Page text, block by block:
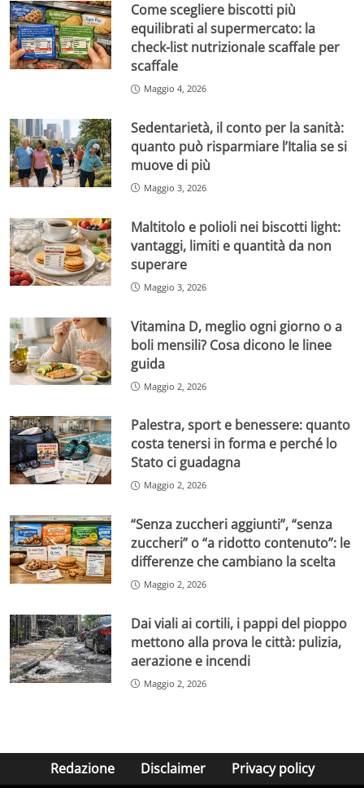
Come scegliere biscotti più
equilibrati al supermercato: la
check-list nutrizionale scaffale per
scaffale
Maggio 4, 2026
Sedentarietà, il conto per la sanità:
quanto può risparmiare l’Italia se si
muove di più
Maggio 3, 2026
Maltitolo e polioli nei biscotti light:
vantaggi, limiti e quantità da non
superare
Maggio 3, 2026
Vitamina D, meglio ogni giorno o a
boli mensili? Cosa dicono le linee
guida
Maggio 2, 2026
Palestra, sport e benessere: quanto
costa tenersi in forma e perché lo
Stato ci guadagna
Maggio 2, 2026
“Senza zuccheri aggiunti”, “senza
zuccheri” o “a ridotto contenuto”: le
differenze che cambiano la scelta
Maggio 2, 2026
Dai viali ai cortili, i pappi del pioppo
mettono alla prova le città: pulizia,
aerazione e incendi
Maggio 2, 2026
Redazione Disclaimer Privacy policy